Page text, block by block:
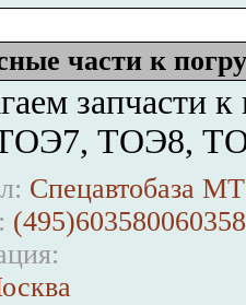
части к
запчасти
ТОЭ8,
Спецавтобаза